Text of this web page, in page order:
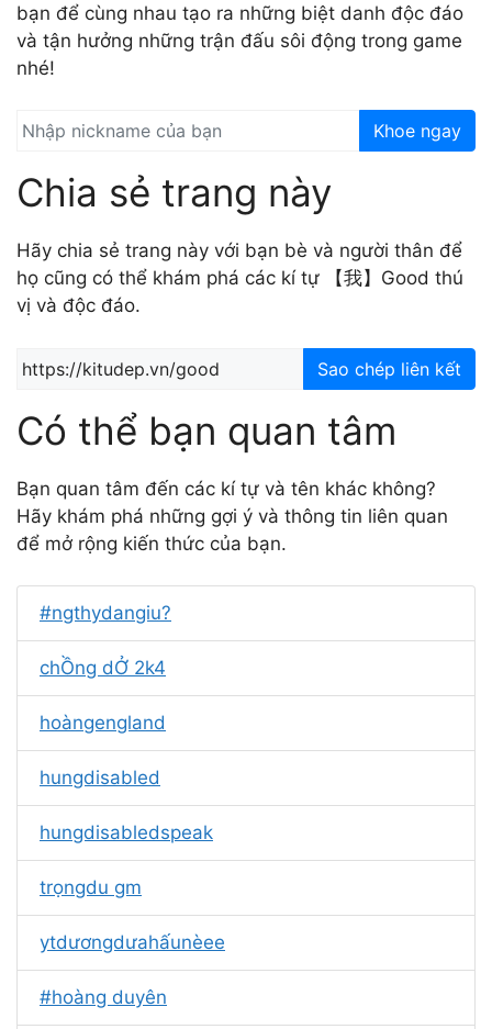
bạn để cùng nhau tạo ra những biệt danh độc đáo
và tận hưởng những trận đấu sôi động trong game
nhé!
Khoe ngay
Chia sẻ trang này
Hãy chia sẻ trang này với bạn bè và người thân để
họ cũng có thể khám phá các kí tự 【我】Good thú
vị và độc đáo.
Sao chép liên kết
Có thể bạn quan tâm
Bạn quan tâm đến các kí tự và tên khác không?
Hãy khám phá những gợi ý và thông tin liên quan
để mở rộng kiến thức của bạn.
#ngthydangiu?
chỒng dỞ 2k4
hoàngengland
hungdisabled
hungdisabledspeak
trọngdu gm
ytdươngdưahấunèee
#hoàng duyên